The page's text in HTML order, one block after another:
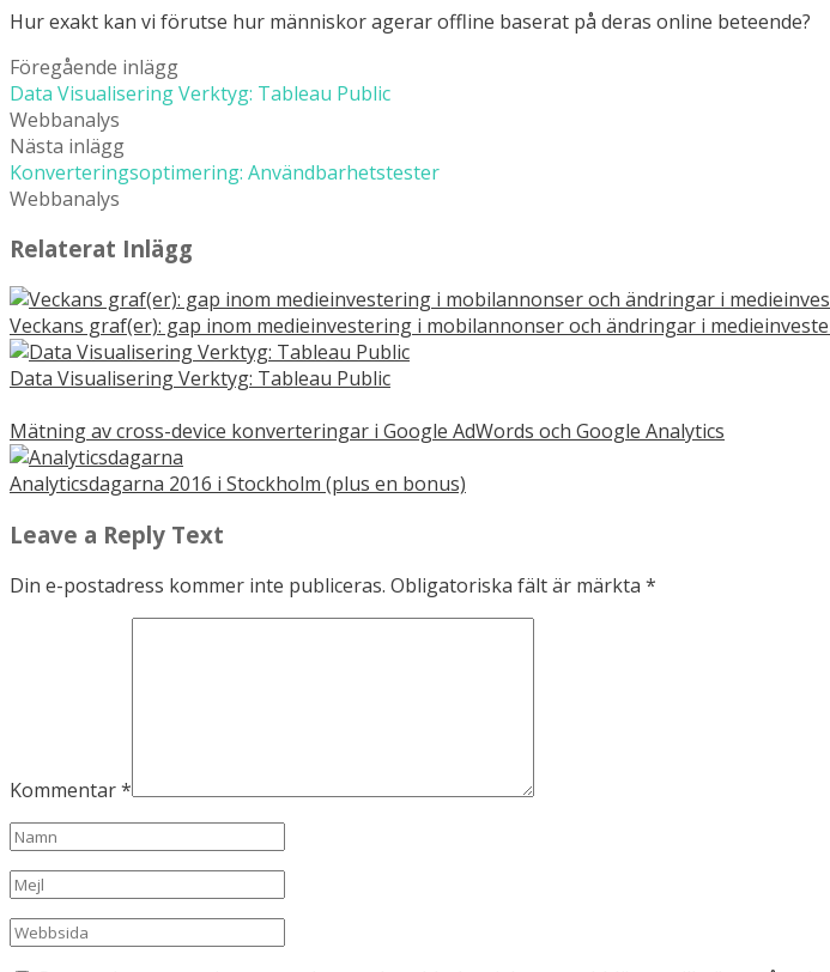
Hur exakt kan vi förutse hur människor agerar offline baserat på deras online beteende?
Föregående inlägg
Data Visualisering Verktyg: Tableau Public
Webbanalys
Nästa inlägg
Konverteringsoptimering: Användbarhetstester
Webbanalys
Relaterat Inlägg
Veckans graf(er): gap inom medieinvestering i mobilannonser och ändringar i
Data Visualisering Verktyg: Tableau Public
Mätning av cross-device konverteringar i Google AdWords och Google Analytics
Analyticsdagarna 2016 i Stockholm (plus en bonus)
Leave a Reply Text
Din e-postadress kommer inte publiceras. Obligatoriska fält är märkta *
Kommentar*